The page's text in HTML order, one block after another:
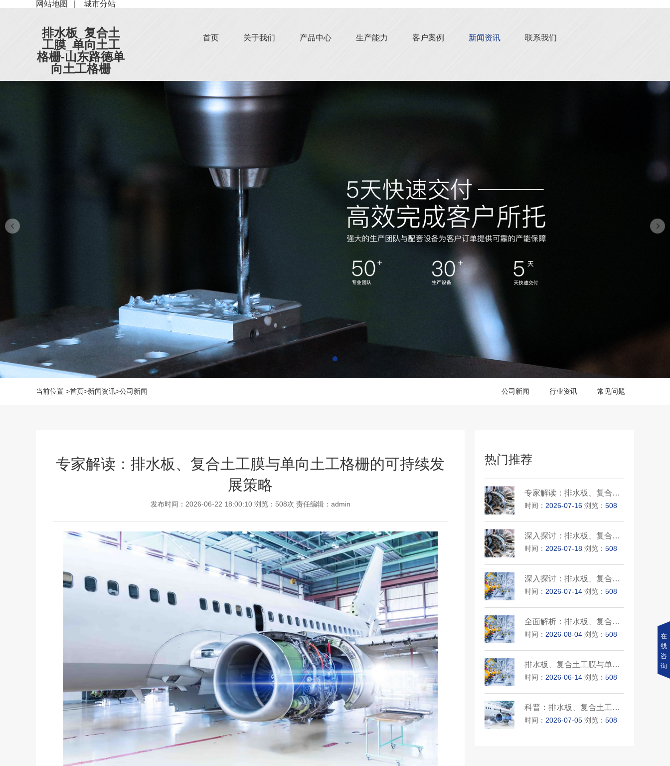
网站地图 城市分站
排水板_复合土
工膜_单向土工
格栅-山东路德单
向土工格栅
首页 关于我们 产品中心 生产能力 客户案例 新闻资讯 联系我们
当前位置 >首页>新闻资讯>公司新闻 公司新闻 行业资讯 常见问题
专家解读：排水板、复合土工膜与单向土工格栅的可持续发
展策略
发布时间：2026-06-22 18:00:10 浏览：508次 责任编辑： admin
热门推荐
专家解读：排水板、复合土工膜···
时间： 2026-07-16 浏览：508
深入探讨：排水板、复合土工膜···
时间： 2026-07-18 浏览：508
深入探讨：排水板、复合土工膜···
时间： 2026-07-14 浏览：508
全面解析：排水板、复合土工膜···
时间： 2026-08-04 浏览：508
排水板、复合土工膜与单向土工···
时间： 2026-06-14 浏览：508
科普：排水板、复合土工膜与单···
时间： 2026-07-05 浏览：508
在
线
咨
询